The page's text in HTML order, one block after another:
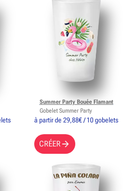
à partir de 29,88€ / 10 gobelets
CRÉER
Summer Party Bouée Flamant
Gobelet Summer Party